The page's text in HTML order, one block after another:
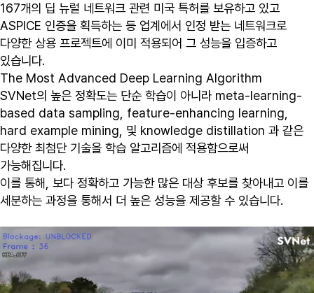
167개의 딥 뉴럴 네트워크 관련 미국 특허를 보유하고 있고
ASPICE 인증을 획득하는 등 업계에서 인정 받는 네트워크로
다양한 상용 프로젝트에 이미 적용되어 그 성능을 입증하고
있습니다.
The Most Advanced Deep Learning Algorithm
SVNet의 높은 정확도는 단순 학습이 아니라 meta-learning-
based data sampling, feature-enhancing learning,
hard example mining, 및 knowledge distillation 과 같은
다양한 최첨단 기술을 학습 알고리즘에 적용함으로써
가능해집니다.
이를 통해, 보다 정확하고 가능한 많은 대상 후보를 찾아내고 이를
세분하는 과정을 통해서 더 높은 성능을 제공할 수 있습니다.